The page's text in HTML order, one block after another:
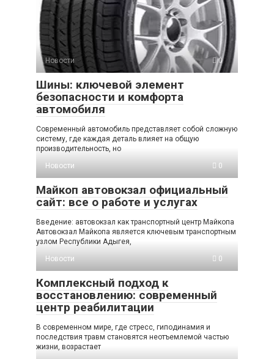
Новости 0
Шины: ключевой элемент
безопасности и комфорта
автомобиля
Современный автомобиль представляет собой сложную
систему, где каждая деталь влияет на общую
производительность, но
Новости
0
Майкоп автовокзал официальный
сайт: все о работе и услугах
Введение: автовокзал как транспортный центр Майкопа
Автовокзал Майкопа является ключевым транспортным
узлом Республики Адыгея,
Новости
0
Комплексный подход к
восстановлению: современный
центр реабилитации
В современном мире, где стресс, гиподинамия и
последствия травм становятся неотъемлемой частью
жизни, возрастает